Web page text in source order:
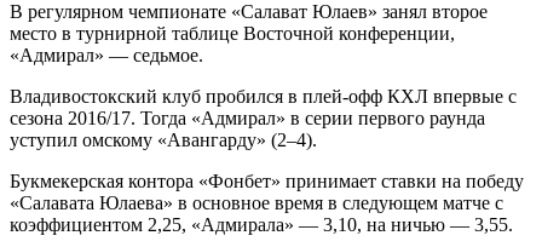
В регулярном чемпионате «Салават Юлаев» занял второе
место в турнирной таблице Восточной конференции,
«Адмирал» — седьмое.
Владивостокский клуб пробился в плей-офф КХЛ впервые с
сезона 2016/17. Тогда «Адмирал» в серии первого раунда
уступил омскому «Авангарду» (2–4).
Букмекерская контора «Фонбет» принимает ставки на победу
«Салавата Юлаева» в основное время в следующем матче с
коэффициентом 2,25, «Адмирала» — 3,10, на ничью — 3,55.